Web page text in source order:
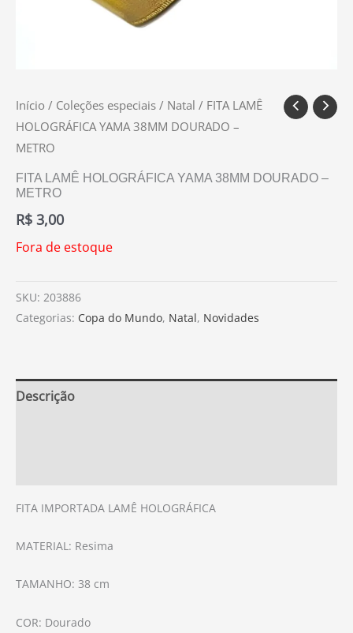
Início / Coleções especiais / Natal / FITA LAMÊ
HOLOGRÁFICA YAMA 38MM DOURADO –
METRO
FITA LAMÊ HOLOGRÁFICA YAMA 38MM DOURADO –
METRO
R$ 3,00
Fora de estoque
SKU: 203886
Categorias: Copa do Mundo, Natal, Novidades
Descrição
FITA IMPORTADA LAMÊ HOLOGRÁFICA
MATERIAL: Resima
TAMANHO: 38 cm
COR: Dourado